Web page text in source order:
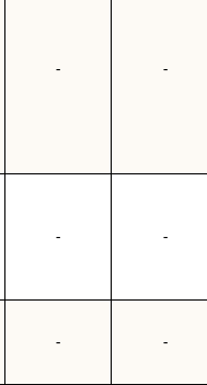
- -
- -
- -